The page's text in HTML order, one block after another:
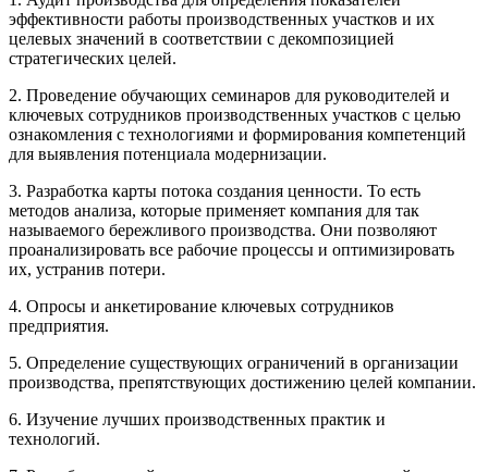
эффективности работы производственных участков и их
целевых значений в соответствии с декомпозицией
стратегических целей.
2. Проведение обучающих семинаров для руководителей и
ключевых сотрудников производственных участков с целью
ознакомления с технологиями и формирования компетенций
для выявления потенциала модернизации.
3. Разработка карты потока создания ценности. То есть
методов анализа, которые применяет компания для так
называемого бережливого производства. Они позволяют
проанализировать все рабочие процессы и оптимизировать
их, устранив потери.
4. Опросы и анкетирование ключевых сотрудников
предприятия.
5. Определение существующих ограничений в организации
производства, препятствующих достижению целей компании.
6. Изучение лучших производственных практик и
технологий.